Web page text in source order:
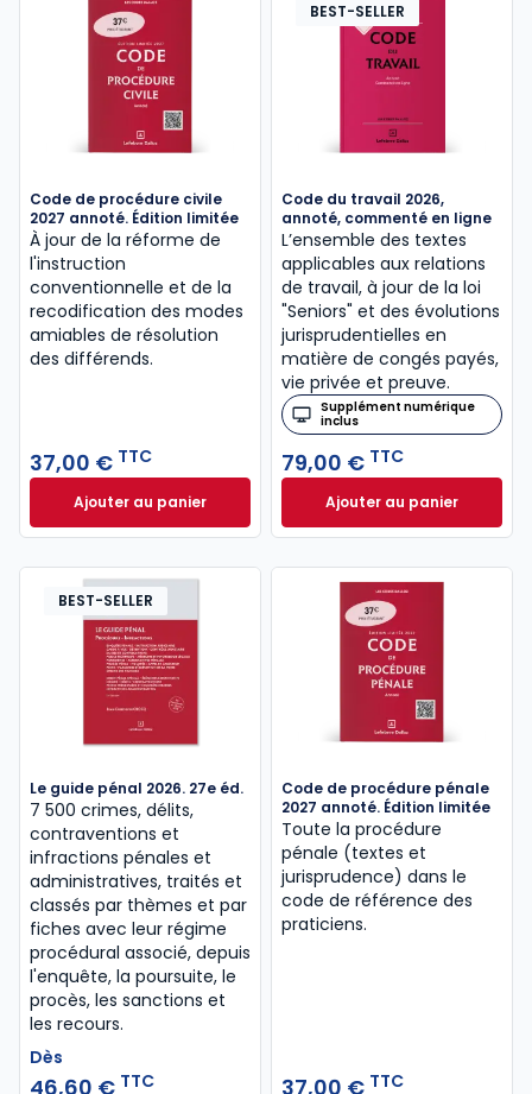
Code de procédure civile
2027 annoté. Édition limitée
À jour de la réforme de
l'instruction
conventionnelle et de la
recodification des modes
amiables de résolution
des différends.
37,00 € TTC
Ajouter au panierCode de procédure civile 2027 annoté. Édition
BEST-SELLER
Code du travail 2026,
annoté, commenté en ligne
L’ensemble des textes
applicables aux relations
de travail, à jour de la loi
"Seniors" et des évolutions
jurisprudentielles en
matière de congés payés,
vie privée et preuve.
Supplément numérique
inclus
79,00 € TTC
Ajouter au panier
Code du travail
BEST-SELLER
Le guide pénal 2026. 27e éd.
7 500 crimes, délits,
contraventions et
infractions pénales et
administratives, traités et
classés par thèmes et par
fiches avec leur régime
procédural associé, depuis
l'enquête, la poursuite, le
procès, les sanctions et
les recours.
Dès
46,60 € TTC
Code de procédure pénale
2027 annoté. Édition limitée
Toute la procédure
pénale (textes et
jurisprudence) dans le
code de référence des
praticiens.
37,00 € TTC